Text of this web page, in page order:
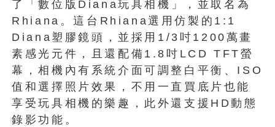
了「數位版Diana玩具相機」，並取名為
Rhiana。這台Rhiana選用仿製的1:1
Diana塑膠鏡頭，並採用1/3吋1200萬畫
素感光元件，且還配備1.8吋LCD TFT螢
幕，相機內有系統介面可調整白平衡、ISO
值和選擇照片效果，不用一直買底片也能
享受玩具相機的樂趣，此外還支援HD動態
錄影功能。